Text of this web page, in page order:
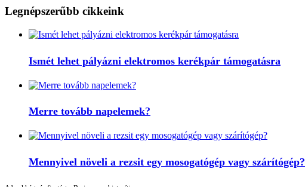
Legnépszerűbb cikkeink
Ismét lehet pályázni elektromos kerékpár támogatásra
Merre tovább napelemek?
Mennyivel növeli a rezsit egy mosogatógép vagy szárítógép?